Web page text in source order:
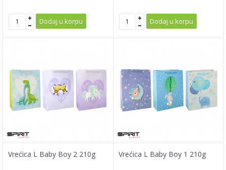
Dodaj u korpu Dodaj u korpu
Vrećica L Baby Boy 2 210g Vrećica L Baby Boy 1 210g